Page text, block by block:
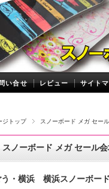
い合せ レビュー サイト
ジトップ スノーボード メガ セー
スノーボード メガ セール
う・横浜 横浜スノーボー